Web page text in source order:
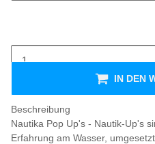
IN DEN
Beschreibung
Nautika Pop Up's - Nautik-Up's
Erfahrung am Wasser,